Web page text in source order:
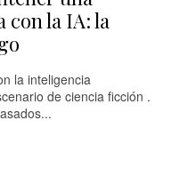
la IA: la
la inteligencia
de ciencia ficción .